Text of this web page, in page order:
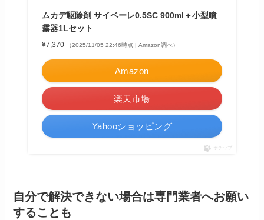
ムカデ駆除剤 サイベーレ0.5SC 900ml＋小型噴
霧器1Lセット
¥7,370 （2025/11/05 22:46時点 | Amazon調べ）
Amazon
楽天市場
Yahooショッピング
ポチップ
自分で解決できない場合は専門業者へお願い
することも